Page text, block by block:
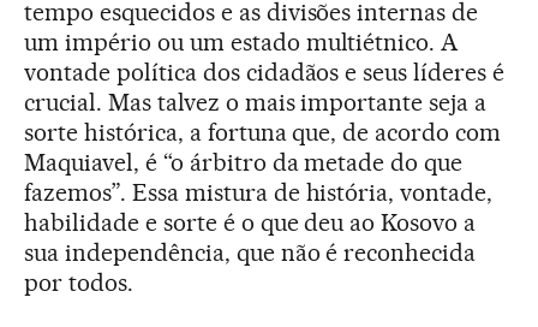
tempo esquecidos e as divisões internas de
um império ou um estado multiétnico. A
vontade política dos cidadãos e seus líderes é
crucial. Mas talvez o mais importante seja a
sorte histórica, a fortuna que, de acordo com
Maquiavel, é “o árbitro da metade do que
fazemos”. Essa mistura de história, vontade,
habilidade e sorte é o que deu ao Kosovo a
sua independência, que não é reconhecida
por todos.